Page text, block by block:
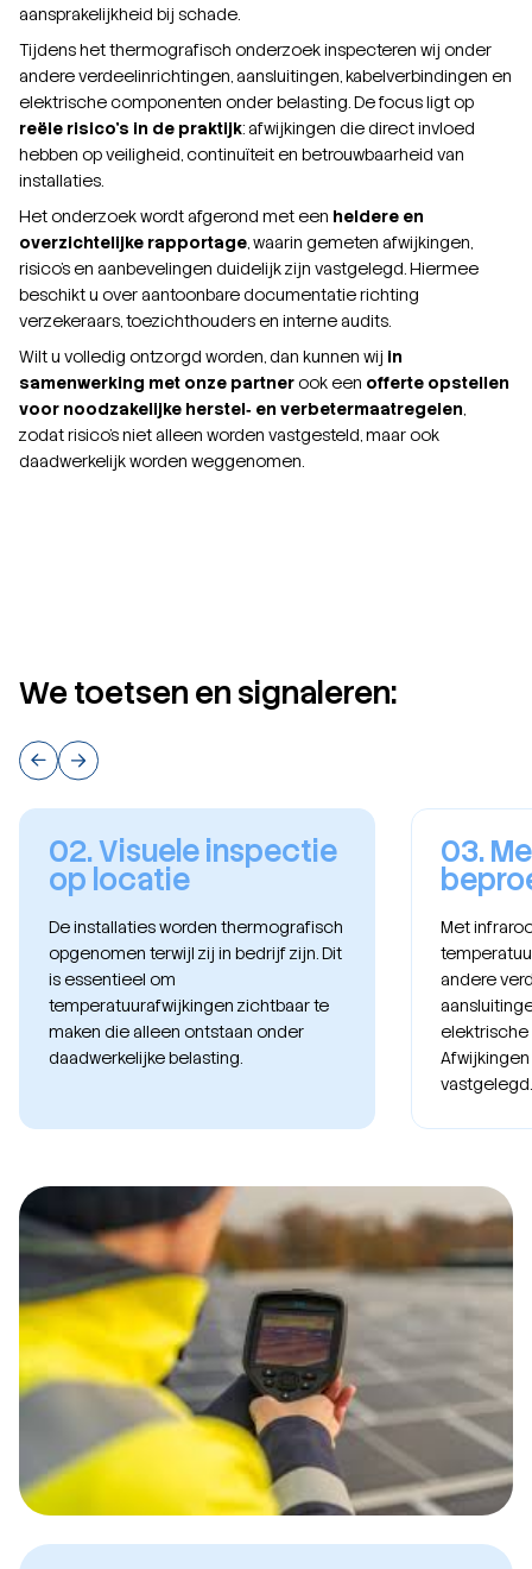
aansprakelijkheid bij schade.
Tijdens het thermografisch onderzoek inspecteren wij onder
andere verdeelinrichtingen, aansluitingen, kabelverbindingen en
elektrische componenten onder belasting. De focus ligt op
reële risico’s in de praktijk: afwijkingen die direct invloed
hebben op veiligheid, continuïteit en betrouwbaarheid van
installaties.
Het onderzoek wordt afgerond met een heldere en
overzichtelijke rapportage, waarin gemeten afwijkingen,
risico’s en aanbevelingen duidelijk zijn vastgelegd. Hiermee
beschikt u over aantoonbare documentatie richting
verzekeraars, toezichthouders en interne audits.
Wilt u volledig ontzorgd worden, dan kunnen wij in
samenwerking met onze partner ook een offerte opstellen
voor noodzakelijke herstel‑ en verbetermaatregelen,
zodat risico’s niet alleen worden vastgesteld, maar ook
daadwerkelijk worden weggenomen.
We toetsen en signaleren:
02. Visuele inspectie
op locatie
De installaties worden thermografisch
opgenomen terwijl zij in bedrijf zijn. Dit
is essentieel om
temperatuurafwijkingen zichtbaar te
maken die alleen ontstaan onder
daadwerkelijke belasting.
03.
Met
andere
vastgelegd.